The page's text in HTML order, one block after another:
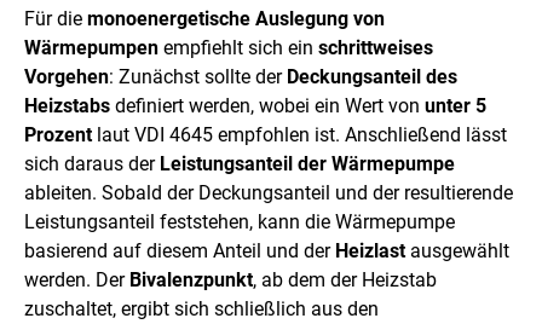
Für die monoenergetische Auslegung von
Wärmepumpen empfiehlt sich ein schrittweises
Vorgehen: Zunächst sollte der Deckungsanteil des
Heizstabs definiert werden, wobei ein Wert von unter 5
Prozentlaut VDI 4645 empfohlen ist. Anschließend lässt
sich daraus der Leistungsanteil der Wärmepumpe
ableiten. Sobald der Deckungsanteil und der resultierende
Leistungsanteil feststehen, kann die Wärmepumpe
basierend auf diesem Anteil und der Heizlastausgewählt
werden. Der Bivalenzpunkt, ab dem der Heizstab
zuschaltet, ergibt sich schließlich aus den